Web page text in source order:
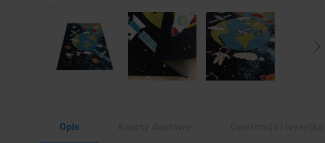
Opis